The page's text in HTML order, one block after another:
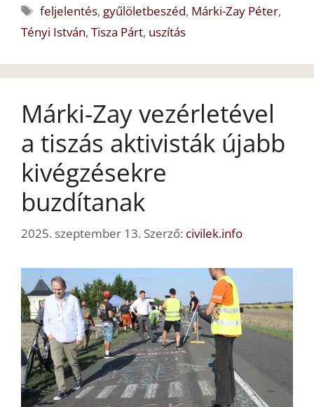
Címkék
feljelentés, gyűlöletbeszéd, Márki-Zay Péter,
Tényi István, Tisza Párt, uszítás
Márki-Zay vezérletével
a tiszás aktivisták újabb
kivégzésekre
buzdítanak
2025. szeptember 13. Szerző: civilek.info